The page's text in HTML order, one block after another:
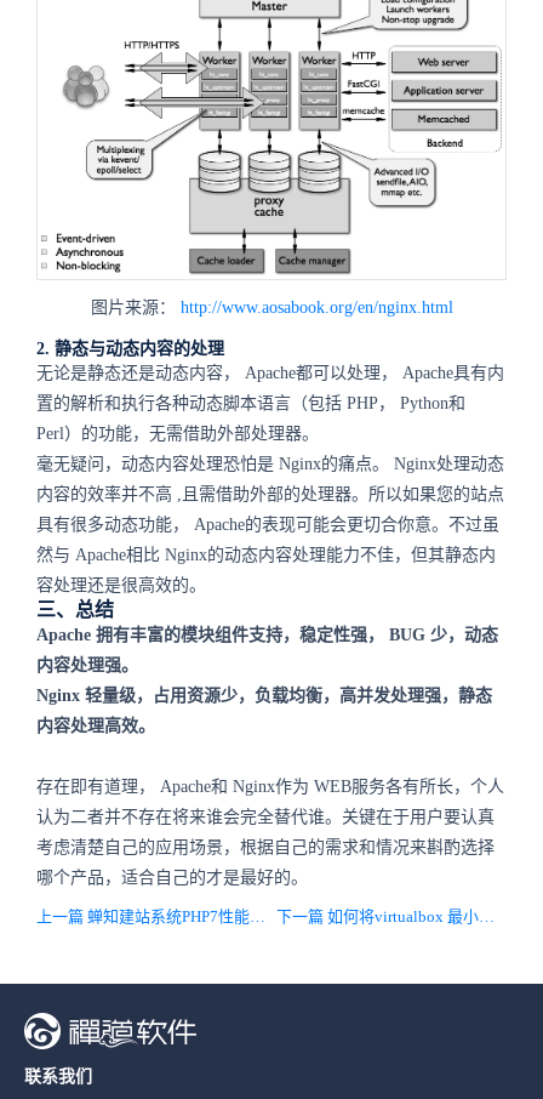
图片来源： http://www.aosabook.org/en/nginx.html
2. 静态与动态内容的处理
无论是静态还是动态内容， Apache都可以处理， Apache具有内
置的解析和执行各种动态脚本语言（包括 PHP， Python和
Perl）的功能，无需借助外部处理器。
毫无疑问，动态内容处理恐怕是 Nginx的痛点。 Nginx处理动态
内容的效率并不高 , 且需借助外部的处理器。所以如果您的站点
具有很多动态功能， Apache的表现可能会更切合你意。不过虽
然与 Apache相比 Nginx的动态内容处理能力不佳，但其静态内
容处理还是很高效的。
三、总结
Apache 拥有丰富的模块组件支持，稳定性强， BUG 少，动态
内容处理强。
Nginx 轻量级，占用资源少，负载均衡，高并发处理强，静态
内容处理高效。
存在即有道理， Apache和 Nginx作为 WEB服务各有所长，个人
认为二者并不存在将来谁会完全替代谁。关键在于用户要认真
考虑清楚自己的应用场景，根据自己的需求和情况来斟酌选择
哪个产品，适合自己的才是最好的。
上一篇 蝉知建站系统PHP7性能测评 下一篇 如何将virtualbox 最小化到任务栏
联系我们